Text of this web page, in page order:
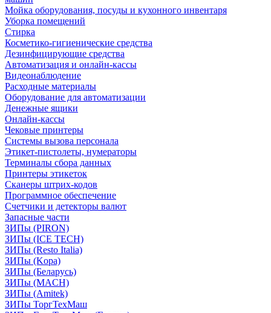
Мойка оборудования, посуды и кухонного инвентаря
Уборка помещений
Стирка
Косметико-гигиенические средства
Дезинфицирующие средства
Автоматизация и онлайн-кассы
Видеонаблюдение
Расходные материалы
Оборудование для автоматизации
Денежные ящики
Онлайн-кассы
Чековые принтеры
Системы вызова персонала
Этикет-пистолеты, нумераторы
Терминалы сбора данных
Принтеры этикеток
Сканеры штрих-кодов
Программное обеспечение
Счетчики и детекторы валют
Запасные части
ЗИПы (PIRON)
ЗИПы (ICE TECH)
ЗИПы (Resto Italia)
ЗИПы (Kopa)
ЗИПы (Беларусь)
ЗИПы (MACH)
ЗИПы (Amitek)
ЗИПы ТоргТехМаш